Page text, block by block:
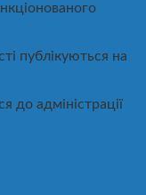
публікуються на
до адміністрації